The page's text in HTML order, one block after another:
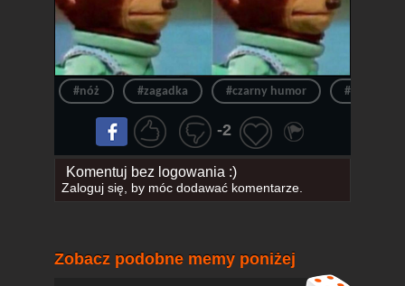
#nóż #zagadka #czarny humor #zagadki
-2
Komentuj bez logowania :)
Zaloguj się, by móc dodawać komentarze.
Zobacz podobne memy poniżej